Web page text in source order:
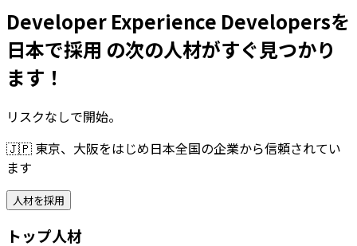
Developer Experience Developersを
日本で採用 の次の人材がすぐ見つかり
ます！
リスクなしで開始。
🇯🇵 東京、大阪をはじめ日本全国の企業から信頼されてい
ます
人材を採用
トップ人材